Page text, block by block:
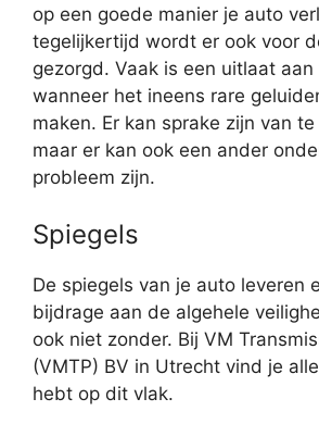
op een goede manier je auto
tegelijkertijd wordt er ook voor
gezorgd. Vaak is een uitlaat
wanneer het ineens rare
maken. Er kan sprake zijn van
maar er kan ook een ander
probleem zijn.
Spiegels
De spiegels van je auto leveren
bijdrage aan de algehele
ook niet zonder. Bij VM
(VMTP) BV in Utrecht vind je
hebt op dit vlak.